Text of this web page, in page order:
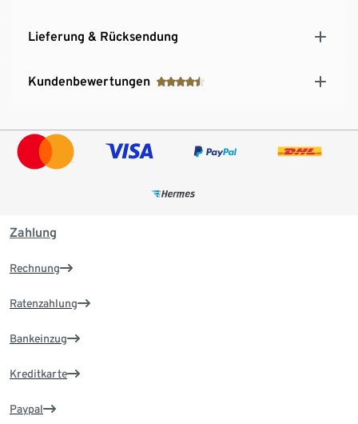
Lieferung & Rücksendung
Kundenbewertungen
Zahlung
Rechnung
Ratenzahlung
Bankeinzug
Kreditkarte
Paypal